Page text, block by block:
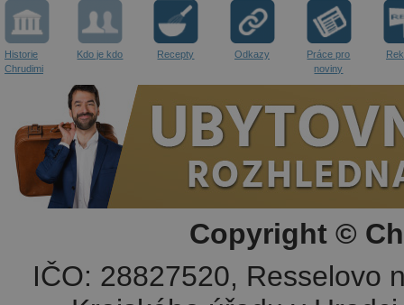
Historie
Chrudimi
Kdo je kdo Recepty Odkazy
Práce pro
noviny
Copyright ©
IČO: 28827520, Resselovo